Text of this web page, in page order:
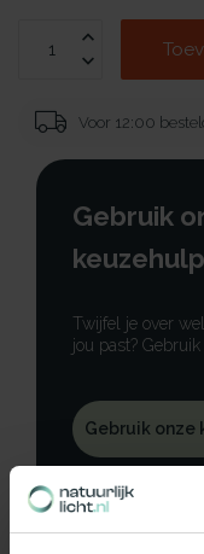
Voor 12:00
Gebruik
Twijfel je over
jou past?
Gebruik onze
Neem